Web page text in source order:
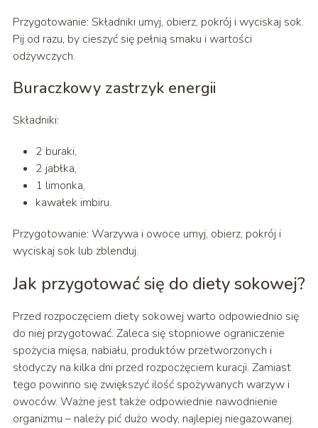
Przygotowanie: Składniki umyj, obierz, pokrój i wyciskaj sok.
Pij od razu, by cieszyć się pełnią smaku i wartości
odżywczych.
Buraczkowy zastrzyk energii
Składniki:
2 buraki,
2 jabłka,
1 limonka,
kawałek imbiru.
Przygotowanie: Warzywa i owoce umyj, obierz, pokrój i
wyciskaj sok lub zblenduj.
Jak przygotować się do diety sokowej?
Przed rozpoczęciem diety sokowej warto odpowiednio się
do niej przygotować. Zaleca się stopniowe ograniczenie
spożycia mięsa, nabiału, produktów przetworzonych i
słodyczy na kilka dni przed rozpoczęciem kuracji. Zamiast
tego powinno się zwiększyć ilość spożywanych warzyw i
owoców. Ważne jest także odpowiednie nawodnienie
organizmu – należy pić dużo wody, najlepiej niegazowanej.